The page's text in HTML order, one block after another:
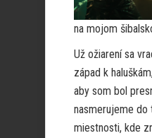
na mojom
Už ožiarení sa
západ k
aby som bol
nasmerujeme do
miestnosti, kde